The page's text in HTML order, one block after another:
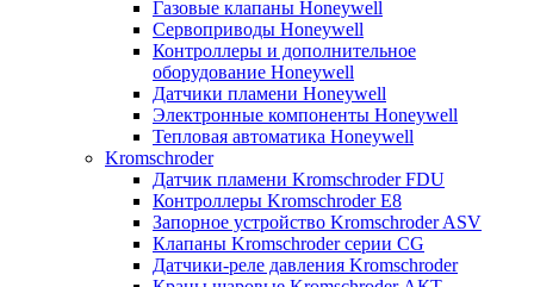
Газовые клапаны Honeywell
Сервоприводы Honeywell
Контроллеры и дополнительное
оборудование Honeywell
Датчики пламени Honeywell
Электронные компоненты Honeywell
Тепловая автоматика Honeywell
Kromschroder
Датчик пламени Kromschroder FDU
Контроллеры Kromschroder E8
Запорное устройство Kromschroder ASV
Клапаны Kromschroder серии CG
Датчики-реле давления Kromschroder